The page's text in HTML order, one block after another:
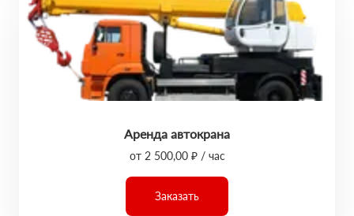
Аренда автокрана
от 2 500,00 ₽ / час
Заказать